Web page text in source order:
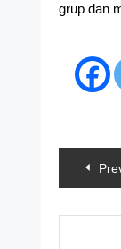
grup dan
pos